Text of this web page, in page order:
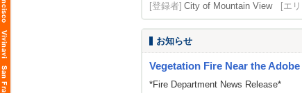
[登録者] City of Mountain View [エ
お知らせ
Vegetation Fire Near the
*Fire Department News Release*